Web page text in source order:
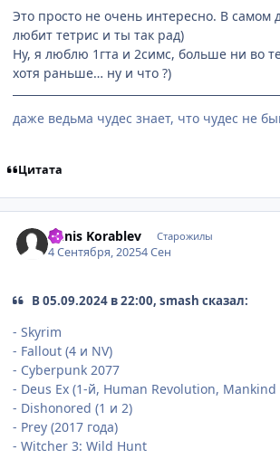
Это просто не очень интересно. В самом
любит тетрис и ты так рад)
Ну, я люблю 1гта и 2симс, больше ни во
хотя раньше… ну и что ?)
даже ведьма чудес знает, что чудес не
Цитата
Denis Korablev Старожилы
4 Сентября, 20254 Сен
В 05.09.2024 в 22:00, smash сказал:
- Skyrim
- Fallout (4 и NV)
- Cyberpunk 2077
- Deus Ex (1-й, Human Revolution,
- Dishonored (1 и 2)
- Prey (2017 года)
- Witcher 3: Wild Hunt